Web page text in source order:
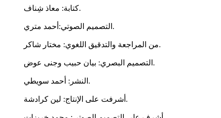
كتابة: معاذ شِناف.
التصميم الصوتي:أحمد متري.
من المراجعة والتدقيق اللغوي: مختار شاكر.
التصميم البصري: بيان حبيب وجنى عوض.
النشر: أحمد سويطي.
أشرفت على الإنتاج: لين كرادشة.